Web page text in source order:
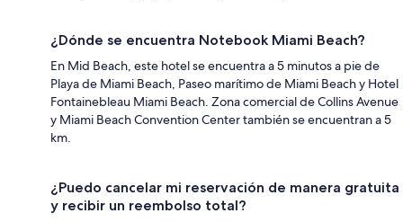
¿Dónde se encuentra Notebook Miami Beach?
En Mid Beach, este hotel se encuentra a 5 minutos a pie de
Playa de Miami Beach, Paseo marítimo de Miami Beach y Hotel
Fontainebleau Miami Beach. Zona comercial de Collins Avenue
y Miami Beach Convention Center también se encuentran a 5
km.
¿Puedo cancelar mi reservación de manera gratuita
y recibir un reembolso total?